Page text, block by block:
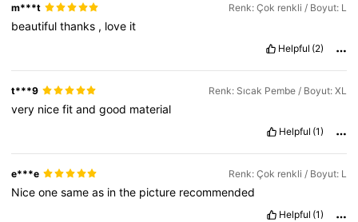
m***t Renk: Çok renkli / Boyut: L
beautifulthanks , love it
Helpful (2)
t***9 Renk: Sıcak Pembe / Boyut: XL
very nicefitandgood material
Helpful (1)
e***e Renk: Çok renkli / Boyut: L
Niceonesameas inthe picture recommended
Helpful (1)